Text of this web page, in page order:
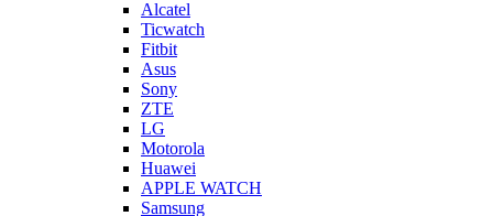
Alcatel
Ticwatch
Fitbit
Asus
Sony
ZTE
LG
Motorola
Huawei
APPLE WATCH
Samsung